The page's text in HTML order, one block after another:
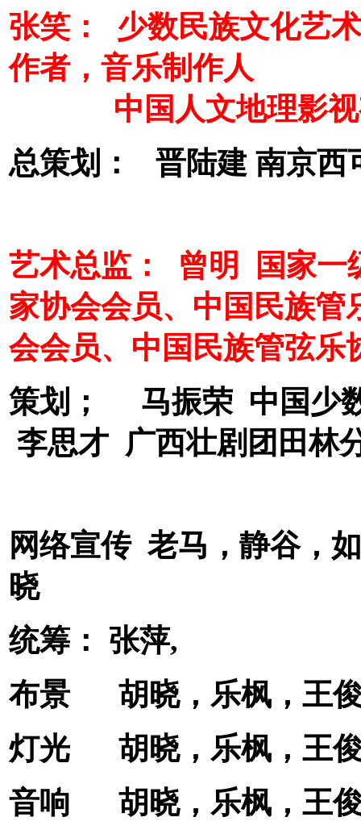
张笑： 少数民族文化艺
作者，音乐制作人
中国人文地理影视有
总策划： 晋陆建 南京西
艺术总监： 曾明 国家一
家协会会员、中国民族管
会会员、中国民族管弦乐
策划； 马振荣 中国少
李思才 广西壮剧团田林
网络宣传 老马，静谷，
晓
统筹： 张萍,
布景 胡晓，乐枫，王
灯光 胡晓，乐枫，王
音响 胡晓，乐枫，王